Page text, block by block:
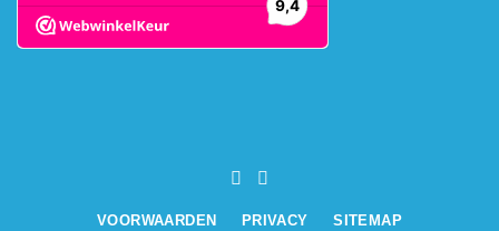
VOORWAARDEN PRIVACY SITEMAP